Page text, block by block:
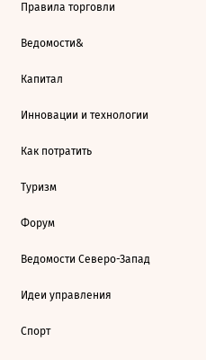
Правила торговли
Ведомости&
Капитал
Инновации и технологии
Как потратить
Туризм
Форум
Ведомости Северо-Запад
Идеи управления
Спорт